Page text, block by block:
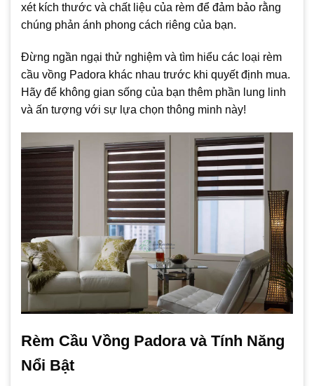
xét kích thước và chất liệu của rèm để đảm bảo rằng
chúng phản ánh phong cách riêng của bạn.
Đừng ngần ngại thử nghiệm và tìm hiểu các loại rèm
cầu vồng Padora khác nhau trước khi quyết định mua.
Hãy để không gian sống của bạn thêm phần lung linh
và ấn tượng với sự lựa chọn thông minh này!
Rèm Cầu Vồng Padora và Tính Năng
Nổi Bật